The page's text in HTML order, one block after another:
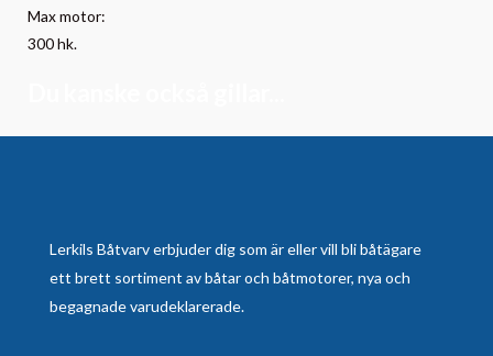
Max motor:
300 hk.
Lerkils Båtvarv erbjuder dig som är eller vill bli båtägare
ett brett sortiment av båtar och båtmotorer, nya och
begagnade varudeklarerade.